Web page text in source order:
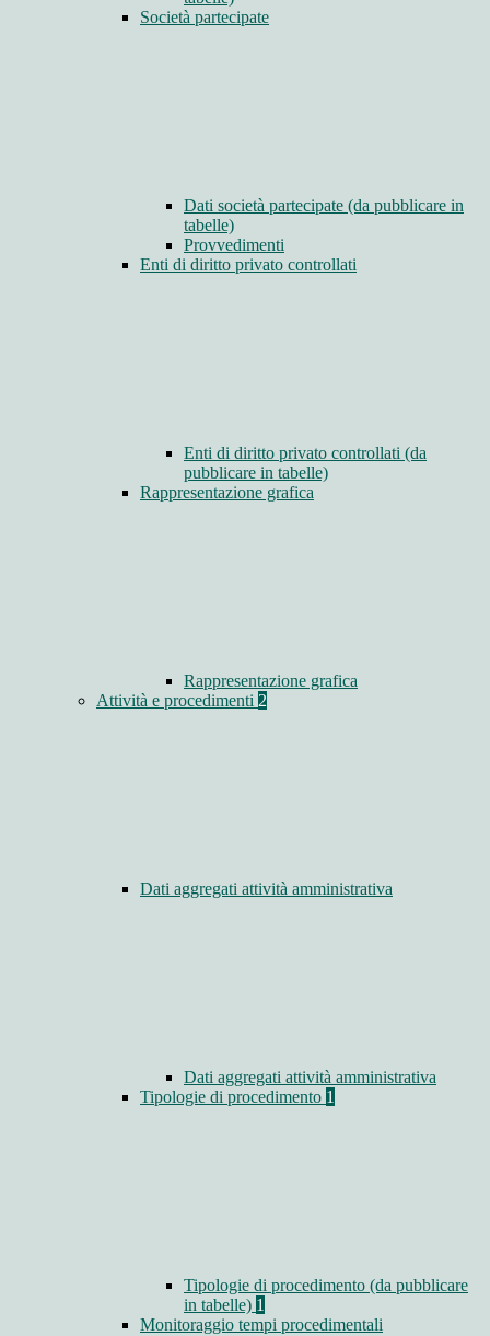
Società partecipate
Dati società partecipate (da pubblicare in
tabelle)
Provvedimenti
Enti di diritto privato controllati
Enti di diritto privato controllati (da
pubblicare in tabelle)
Rappresentazione grafica
Rappresentazione grafica
Attività e procedimenti 2
Dati aggregati attività amministrativa
Dati aggregati attività amministrativa
Tipologie di procedimento 1
Tipologie di procedimento (da pubblicare
in tabelle) 1
Monitoraggio tempi procedimentali